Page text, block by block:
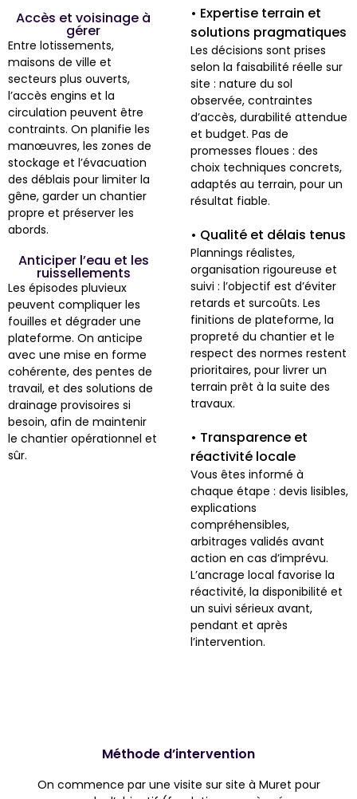
Accès et voisinage à
gérer
Entre lotissements,
maisons de ville et
secteurs plus ouverts,
l’accès engins et la
circulation peuvent être
contraints. On planifie les
manœuvres, les zones de
stockage et l’évacuation
des déblais pour limiter la
gêne, garder un chantier
propre et préserver les
abords.
Anticiper l’eau et les
ruissellements
Les épisodes pluvieux
peuvent compliquer les
fouilles et dégrader une
plateforme. On anticipe
avec une mise en forme
cohérente, des pentes de
travail, et des solutions de
drainage provisoires si
besoin, afin de maintenir
le chantier opérationnel et
sûr.
• Expertise terrain et
solutions pragmatiques
Les décisions sont prises
selon la faisabilité réelle sur
site : nature du sol
observée, contraintes
d’accès, durabilité attendue
et budget. Pas de
promesses floues : des
choix techniques concrets,
adaptés au terrain, pour un
résultat fiable.
• Qualité et délais tenus
Plannings réalistes,
organisation rigoureuse et
suivi : l’objectif est d’éviter
retards et surcoûts. Les
finitions de plateforme, la
propreté du chantier et le
respect des normes restent
prioritaires, pour livrer un
terrain prêt à la suite des
travaux.
• Transparence et
réactivité locale
Vous êtes informé à
chaque étape : devis lisibles,
explications
compréhensibles,
arbitrages validés avant
action en cas d’imprévu.
L’ancrage local favorise la
réactivité, la disponibilité et
un suivi sérieux avant,
pendant et après
l’intervention.
Méthode d’intervention
On commence par une visite sur site à Muret pour